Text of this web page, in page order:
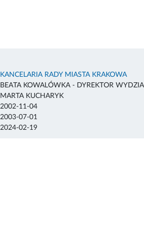
KANCELARIA RADY MIASTA KRAKOWA
BEATA KOWALÓWKA - DYREKTOR
MARTA KUCHARYK
2002-11-04
2003-07-01
2024-02-19